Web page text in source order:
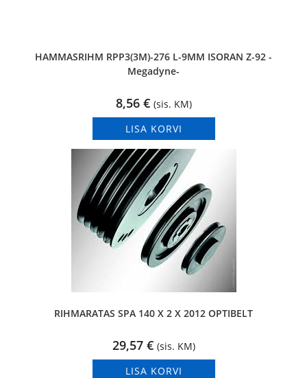
HAMMASRIHM RPP3(3M)-276 L-9MM ISORAN Z-92 -
Megadyne-
8,56 € (sis. KM)
LISA KORVI
RIHMARATAS SPA 140 X 2 X 2012 OPTIBELT
29,57 € (sis. KM)
LISA KORVI